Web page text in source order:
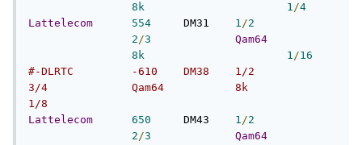
8k
1/4
Lattelecom
554 1/2
2/3
Qam64
8k
1/16
#-DLRTC		-610	DM38	1/2
3/4		Qam64		8k
1/8
Lattelecom
650 1/2
2/3
Qam64